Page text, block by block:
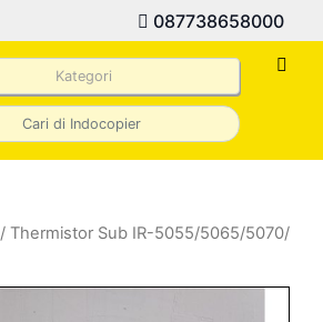
087738658000
Kategori
/ Thermistor Sub IR-5055/5065/5070/